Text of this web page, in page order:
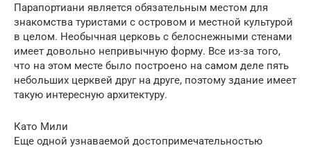
Парапортиани является обязательным местом для
знакомства туристами с островом и местной культурой
в целом. Необычная церковь с белоснежными стенами
имеет довольно непривычную форму. Все из-за того,
что на этом месте было построено на самом деле пять
небольших церквей друг на друге, поэтому здание имеет
такую интересную архитектуру.
Като Мили
Еще одной узнаваемой достопримечательностью